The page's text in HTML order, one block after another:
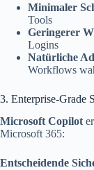
Minimaler
Tools
Geringerer
Logins
Natürliche
Workflows
3. Enterprise-Grade
Microsoft Copilot
Microsoft 365:
Entscheidende